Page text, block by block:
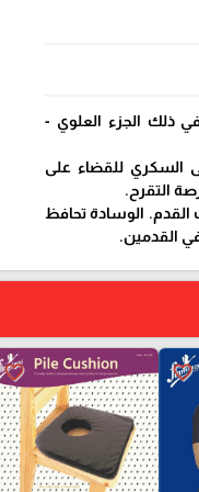
ذلك الجزء العلوي -
السكري للقضاء على
التقرح.
القدم. الوسادة تحافظ
القدمين.
favorite_border
favorite_border